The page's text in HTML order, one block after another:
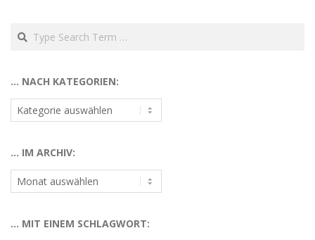
Search
… NACH KATEGORIEN:
…
nach
… IM ARCHIV:
…
im
… MIT EINEM SCHLAGWORT: